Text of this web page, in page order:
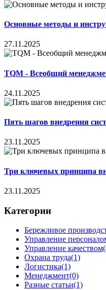
Основные методы и
27.11.2025
TQM - Всеобщий
24.11.2025
Пять шагов внедрения
23.11.2025
Три ключевых принципа
23.11.2025
Категории
Бережливое
Управление
Управление качеством
Охрана труда(1)
Логистика(1)
Менеджмент(0)
Разные статьи(1)